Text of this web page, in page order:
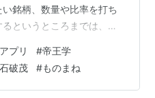
銘柄、数量や比率を打ち
というところまでは、他
示されるのがミソです。
、ウォーレン・バフェッ
象を厳選し、これを長期
アプリ #帝王学
石破茂 #ものまね